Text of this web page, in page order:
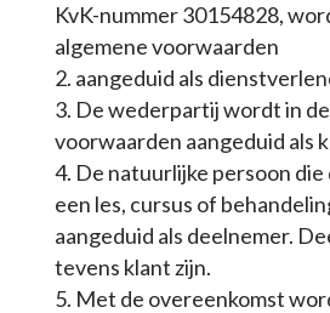
KvK-nummer 30154828,
algemene voorwaarden
aangeduid als
De wederpartij wordt in
voorwaarden aangeduid als
De natuurlijke persoon die
een les, cursus of
aangeduid als deelnemer.
tevens klant zijn.
Met de overeenkomst